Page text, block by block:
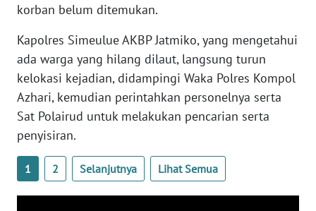
korban belum ditemukan.
Kapolres Simeulue AKBP Jatmiko, yang mengetahui
ada warga yang hilang dilaut, langsung turun
kelokasi kejadian, didampingi Waka Polres Kompol
Azhari, kemudian perintahkan personelnya serta
Sat Polairud untuk melakukan pencarian serta
penyisiran.
1 2 Selanjutnya Lihat Semua
WN
WN
SUMBAR
WN
WN
BENGKULU